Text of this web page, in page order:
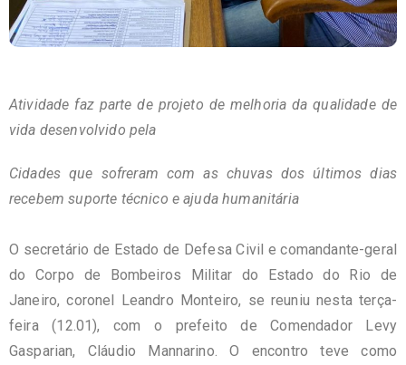
Atividade faz parte de projeto de melhoria da qualidade de
vida desenvolvido pela
Cidades que sofreram com as chuvas dos últimos dias
recebem suporte técnico e ajuda humanitária
O secretário de Estado de Defesa Civil e comandante-geral
do Corpo de Bombeiros Militar do Estado do Rio de
Janeiro, coronel Leandro Monteiro, se reuniu nesta terça-
feira (12.01), com o prefeito de Comendador Levy
Gasparian, Cláudio Mannarino. O encontro teve como